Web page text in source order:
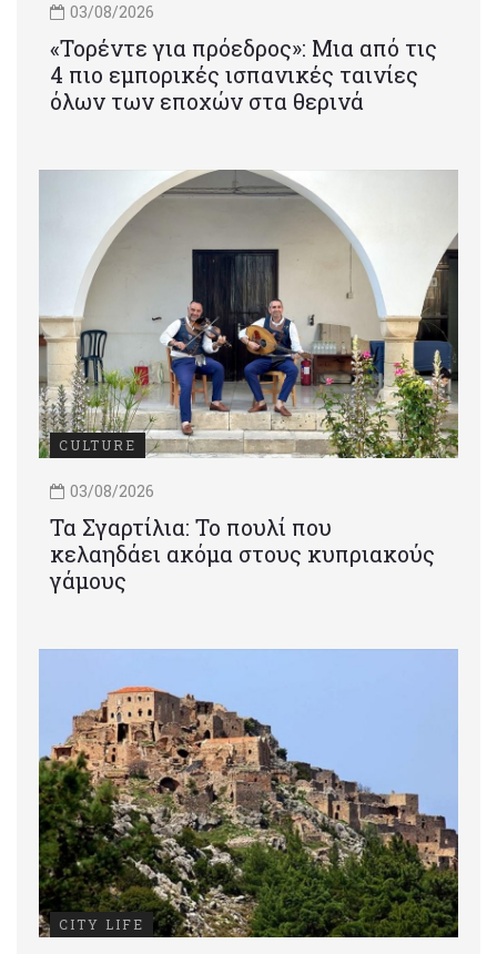
03/08/2026
«Τορέντε για πρόεδρος»: Mια από τις
4 πιο εμπορικές ισπανικές ταινίες
όλων των εποχών στα θερινά
CULTURE
03/08/2026
Τα Σγαρτίλια: Το πουλί που
κελαηδάει ακόμα στους κυπριακούς
γάμους
CITY LIFE